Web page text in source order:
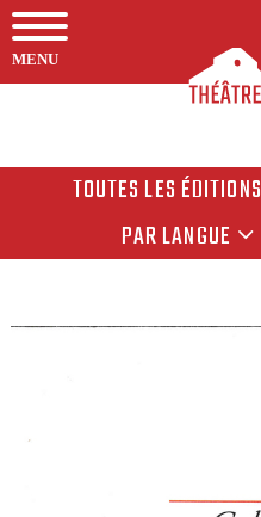
MENU
TOUTES LES ÉDITIONS
PAR LANGUE